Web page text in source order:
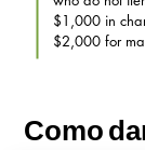
$1,000 in
$2,000 for
Como